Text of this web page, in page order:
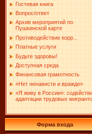
Гостевая книга
Вопрос/ответ
Архив мероприятий по
Пушкинской карте
Противодействие корр...
Платные услуги
Будьте здоровы!
Доступная среда
Финансовая грамотность
«Нет ненависти и вражде»
«Я живу в России»:
адаптации трудовых
Форма входа